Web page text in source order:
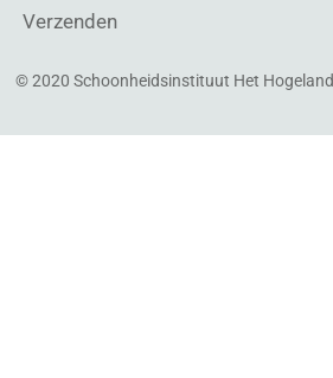
Verzenden
© 2020 Schoonheidsinstituut Het Hogeland